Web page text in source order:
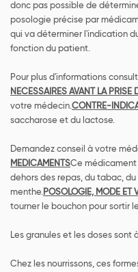
donc pas possible de
posologie précise par
qui va déterminer l'indication
fonction du patient.
Pour plus d'informations
NECESSAIRES AVANT LA PRISE
votre médecin.CONTRE-
saccharose et du lactose.
Demandez conseil à votre
MEDICAMENTSCe
dehors des repas, du tabac,
menthe.POSOLOGIE, MODE ET
tourner le bouchon pour sortir
Les granules et les doses sont
Chez les nourrissons, ces